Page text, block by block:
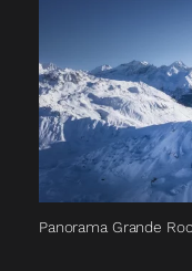
Panorama Grande